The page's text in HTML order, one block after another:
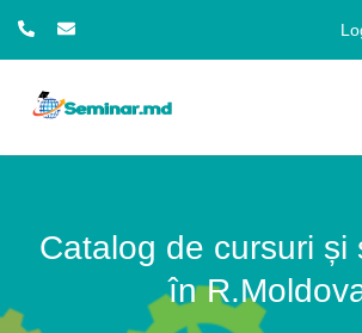
Catalog de cursuri și
în